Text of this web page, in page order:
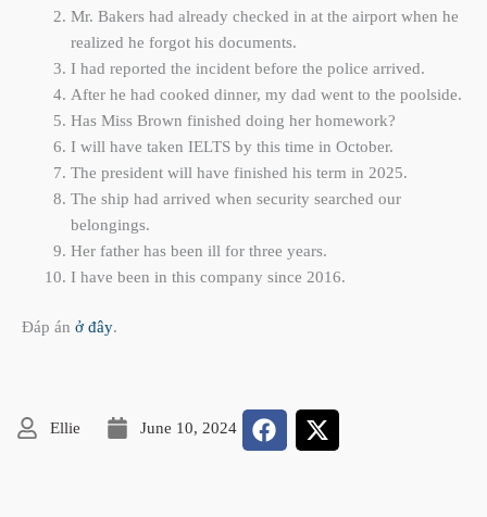
Mr. Bakers had already checked in at the airport when he
realized he forgot his documents.
I had reported the incident before the police arrived.
After he had cooked dinner, my dad went to the poolside.
Has Miss Brown finished doing her homework?
I will have taken IELTS by this time in October.
The president will have finished his term in 2025.
The ship had arrived when security searched our
belongings.
Her father has been ill for three years.
I have been in this company since 2016.
Đáp án ở đây.
Ellie June 10, 2024